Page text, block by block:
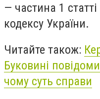
— частина 1
кодексу України.
Читайте також:
Буковині
чому суть справи